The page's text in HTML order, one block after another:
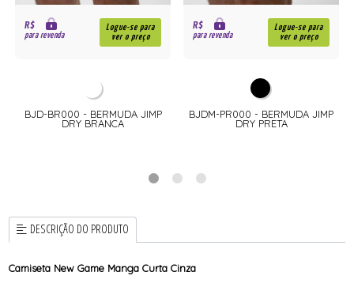
R$
para revenda
Logue-se para
ver o preço
BJD-BR000 - BERMUDA JIMP
DRY BRANCA
R$
para revenda
Logue-se para
ver o preço
BJDM-PR000 - BERMUDA JIMP
DRY PRETA
DESCRIÇÃO DO PRODUTO
Camiseta New Game Manga Curta Cinza